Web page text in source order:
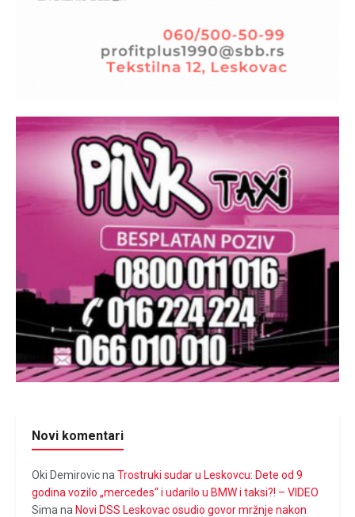
Novi komentari
Oki Demirovicna Trostruki sudar u Leskovcu: Dete od 9
godina vozilo „mercedes“ i udarilo u BMW i taksi?! – VIDEO
Sima na Novi DSS Leskovac osudio govor mržnje nakon